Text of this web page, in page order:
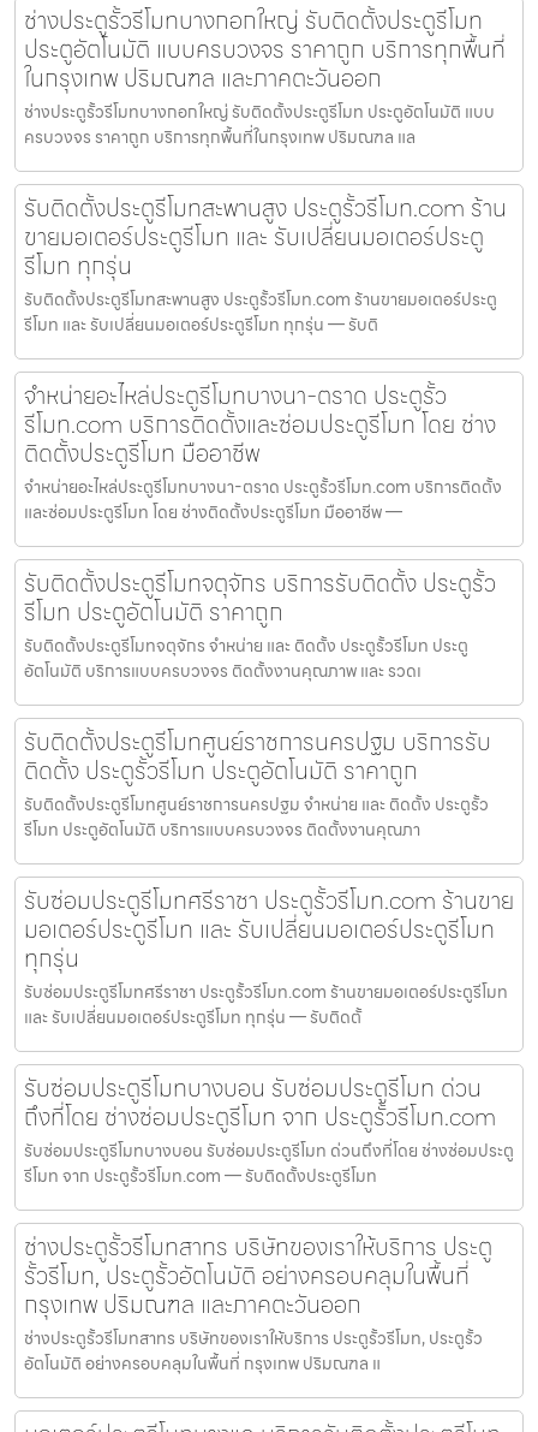
ช่างประตูรั้วรีโมทบางกอกใหญ่ รับติดตั้งประตูรีโมท
ประตูอัตโนมัติ แบบครบวงจร ราคาถูก บริการทุกพื้นที่
ในกรุงเทพ ปริมณฑล และภาคตะวันออก
ช่างประตูรั้วรีโมทบางกอกใหญ่ รับติดตั้งประตูรีโมท ประตูอัตโนมัติ แบบ
ครบวงจร ราคาถูก บริการทุกพื้นที่ในกรุงเทพ ปริมณฑล แล
รับติดตั้งประตูรีโมทสะพานสูง ประตูรั้วรีโมท.com ร้าน
ขายมอเตอร์ประตูรีโมท และ รับเปลี่ยนมอเตอร์ประตู
รีโมท ทุกรุ่น
รับติดตั้งประตูรีโมทสะพานสูง ประตูรั้วรีโมท.com ร้านขายมอเตอร์ประตู
รีโมท และ รับเปลี่ยนมอเตอร์ประตูรีโมท ทุกรุ่น — รับติ
จำหน่ายอะไหล่ประตูรีโมทบางนา-ตราด ประตูรั้ว
รีโมท.com บริการติดตั้งและซ่อมประตูรีโมท โดย ช่าง
ติดตั้งประตูรีโมท มืออาชีพ
จำหน่ายอะไหล่ประตูรีโมทบางนา-ตราด ประตูรั้วรีโมท.com บริการติดตั้ง
และซ่อมประตูรีโมท โดย ช่างติดตั้งประตูรีโมท มืออาชีพ —
รับติดตั้งประตูรีโมทจตุจักร บริการรับติดตั้ง ประตูรั้ว
รีโมท ประตูอัตโนมัติ ราคาถูก
รับติดตั้งประตูรีโมทจตุจักร จำหน่าย และ ติดตั้ง ประตูรั้วรีโมท ประตู
อัตโนมัติ บริการแบบครบวงจร ติดตั้งงานคุณภาพ และ รวดเ
รับติดตั้งประตูรีโมทศูนย์ราชการนครปฐม บริการรับ
ติดตั้ง ประตูรั้วรีโมท ประตูอัตโนมัติ ราคาถูก
รับติดตั้งประตูรีโมทศูนย์ราชการนครปฐม จำหน่าย และ ติดตั้ง ประตูรั้ว
รีโมท ประตูอัตโนมัติ บริการแบบครบวงจร ติดตั้งงานคุณภา
รับซ่อมประตูรีโมทศรีราชา ประตูรั้วรีโมท.com ร้านขาย
มอเตอร์ประตูรีโมท และ รับเปลี่ยนมอเตอร์ประตูรีโมท
ทุกรุ่น
รับซ่อมประตูรีโมทศรีราชา ประตูรั้วรีโมท.com ร้านขายมอเตอร์ประตูรีโมท
และ รับเปลี่ยนมอเตอร์ประตูรีโมท ทุกรุ่น — รับติดตั้
รับซ่อมประตูรีโมทบางบอน รับซ่อมประตูรีโมท ด่วน
ถึงที่โดย ช่างซ่อมประตูรีโมท จาก ประตูรั้วรีโมท.com
รับซ่อมประตูรีโมทบางบอน รับซ่อมประตูรีโมท ด่วนถึงที่โดย ช่างซ่อมประตู
รีโมท จาก ประตูรั้วรีโมท.com — รับติดตั้งประตูรีโมท
ช่างประตูรั้วรีโมทสาทร บริษัทของเราให้บริการ ประตู
รั้วรีโมท, ประตูรั้วอัตโนมัติ อย่างครอบคลุมในพื้นที่
กรุงเทพ ปริมณฑล และภาคตะวันออก
ช่างประตูรั้วรีโมทสาทร บริษัทของเราให้บริการ ประตูรั้วรีโมท, ประตูรั้ว
อัตโนมัติ อย่างครอบคลุมในพื้นที่ กรุงเทพ ปริมณฑล แ